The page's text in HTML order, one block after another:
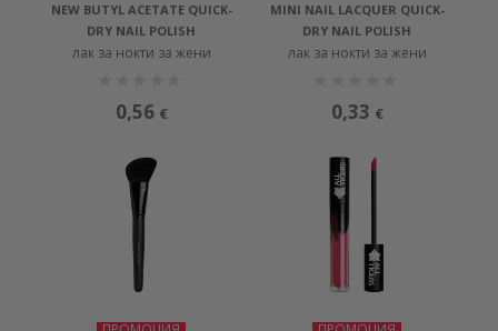
NEW BUTYL ACETATE QUICK-
DRY NAIL POLISH
лак за нокти за жени
0,56 €
MINI NAIL LACQUER QUICK-
DRY NAIL POLISH
лак за нокти за жени
0,33 €